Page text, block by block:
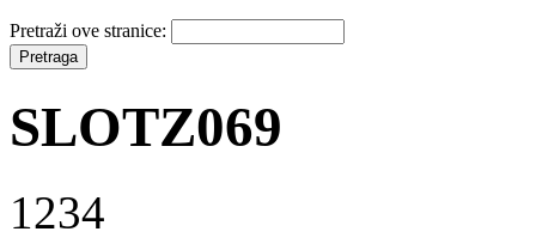
Pretraži ove stranice:
SLOTZ069
1234